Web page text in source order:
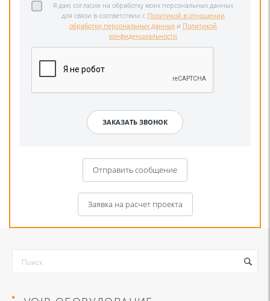
Я даю согласие на обработку моих персональных данных
для связи в соответствии с Политикой в отношении
обработки персональных данных и Политикой
конфиденциальности
Отправить сообщение
Заявка на расчет проекта